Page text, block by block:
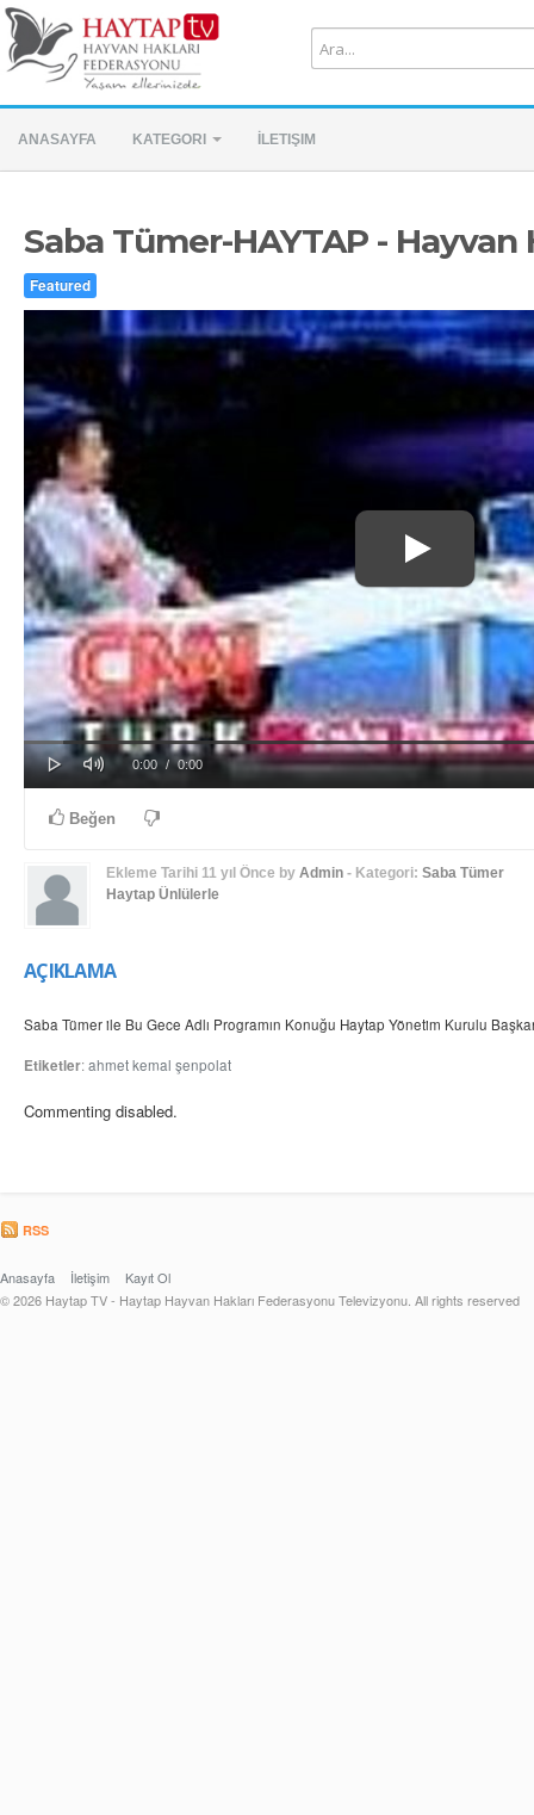
ANASAYFA KATEGORI İLETIŞIM
Saba Tümer-HAYTAP - Hayvan
Featured
Play Mute
Current
0:00 / Duration
0:00
Beğen
Ekleme Tarihi 11 yıl Önce by Admin- Kategori: Saba Tümer
Haytap Ünlülerle
AÇIKLAMA
Saba Tümer ile Bu Gece Adlı Programın Konuğu Haytap Yönetim Kurulu
Etiketler:ahmet kemal şenpolat
Commenting disabled.
RSS
Anasayfa İletişim
Kayıt Ol
© 2026 Haytap TV - Haytap Hayvan Hakları Federasyonu Televizyonu. All rights reserved